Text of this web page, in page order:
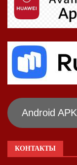
Android APK
КОНТАКТЫ